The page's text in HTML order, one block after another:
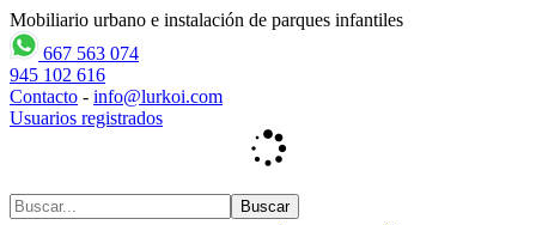
Mobiliario urbano e instalación de parques infantiles
667 563 074
945 102 616
Contacto - info@lurkoi.com
Usuarios registrados